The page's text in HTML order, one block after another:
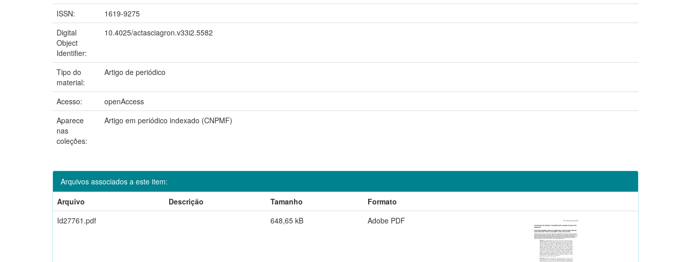
ISSN:
1619-9275
Digital
Object
Identifier:
10.4025/actasciagron.v33i2.5582
Tipo do
material:
Artigo de periódico
Acesso:
openAccess
Aparece
nas
coleções:
Artigo em periódico indexado (CNPMF)
Arquivos associados a este item:
Arquivo
Descrição Tamanho
Formato
Id27761.pdf
648,65 kB Adobe PDF